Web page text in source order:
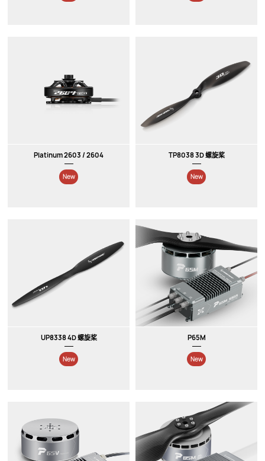
Platinum 2603 / 2604
New
TP8038 3D 螺旋桨
UP8338 4D 螺旋桨 P65M